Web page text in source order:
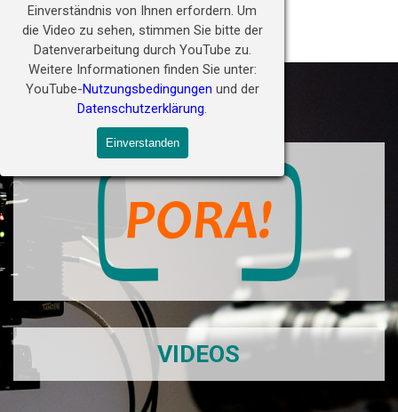
Einverständnis von Ihnen erfordern. Um
die Video zu sehen, stimmen Sie bitte der
Datenverarbeitung durch YouTube zu.
Weitere Informationen finden Sie unter:
YouTube-Nutzungsbedingungen und der
Datenschutzerklärung.
Einverstanden
PORA Videos
VIDEOS